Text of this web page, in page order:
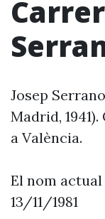
Josep
Madrid,
a València.
El nom actual
13/11/1981